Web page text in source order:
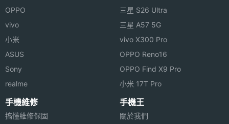
輯。
Apple iPad Pro 13 (2024) Wi-Fi 256GB 功能特色
◎ 採用 iPadOS 17 作業系統
◎ 13 吋 2,752 x 2,064pixels 解析度 Ultra Retina
件
光圈F
主相機
LED補
主相機
OPPO
vivo
小米
ASUS
Sony
realme
三星 S26 Ultra
三星 A57 5G
vivo X300 Pro
OPPO Reno16
OPPO Find X9 Pro
小米 17T Pro
手機維修
搞懂維修保固
手機王
關於我們